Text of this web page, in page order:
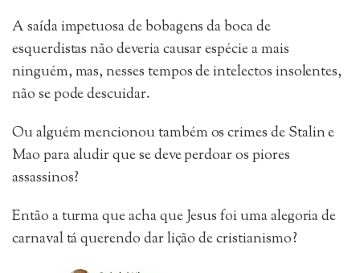
A saída impetuosa de bobagens da boca de
esquerdistas não deveria causar espécie a mais
ninguém, mas, nesses tempos de intelectos insolentes,
não se pode descuidar.
Ou alguém mencionou também os crimes de Stalin e
Mao para aludir que se deve perdoar os piores
assassinos?
Então a turma que acha que Jesus foi uma alegoria de
carnaval tá querendo dar lição de cristianismo?